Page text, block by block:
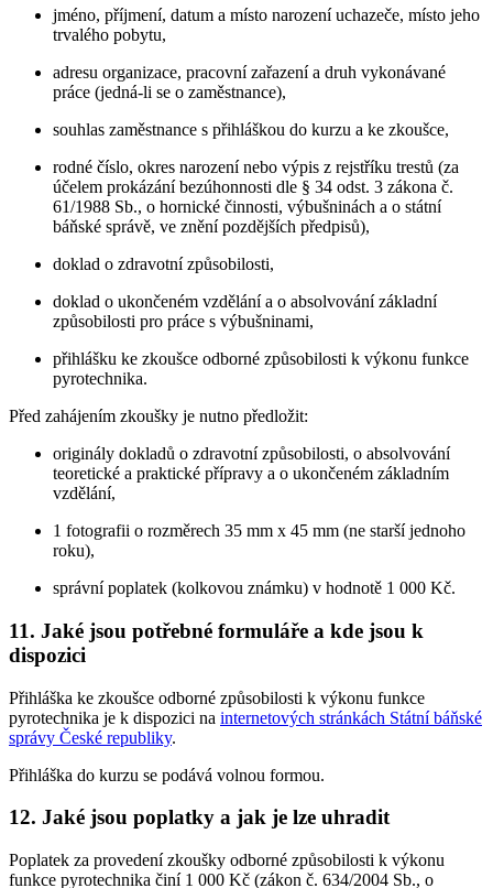
jméno, příjmení, datum a místo narození uchazeče, místo jeho
trvalého pobytu,
adresu organizace, pracovní zařazení a druh vykonávané
práce (jedná-li se o zaměstnance),
souhlas zaměstnance s přihláškou do kurzu a ke zkoušce,
rodné číslo, okres narození nebo výpis z rejstříku trestů (za
účelem prokázání bezúhonnosti dle § 34 odst. 3 zákona č.
61/1988 Sb., o hornické činnosti, výbušninách a o státní
báňské správě, ve znění pozdějších předpisů),
doklad o zdravotní způsobilosti,
doklad o ukončeném vzdělání a o absolvování základní
způsobilosti pro práce s výbušninami,
přihlášku ke zkoušce odborné způsobilosti k výkonu funkce
pyrotechnika.
Před zahájením zkoušky je nutno předložit:
originály dokladů o zdravotní způsobilosti, o absolvování
teoretické a praktické přípravy a o ukončeném základním
vzdělání,
1 fotografii o rozměrech 35 mm x 45 mm (ne starší jednoho
roku),
správní poplatek (kolkovou známku) v hodnotě 1 000 Kč.
11. Jaké jsou potřebné formuláře a kde jsou k
dispozici
Přihláška ke zkoušce odborné způsobilosti k výkonu funkce
pyrotechnika je k dispozici na internetových stránkách Státní báňské
správy České republiky.
Přihláška do kurzu se podává volnou formou.
12. Jaké jsou poplatky a jak je lze uhradit
Poplatek za provedení zkoušky odborné způsobilosti k výkonu
funkce pyrotechnika činí 1 000 Kč (zákon č. 634/2004 Sb., o